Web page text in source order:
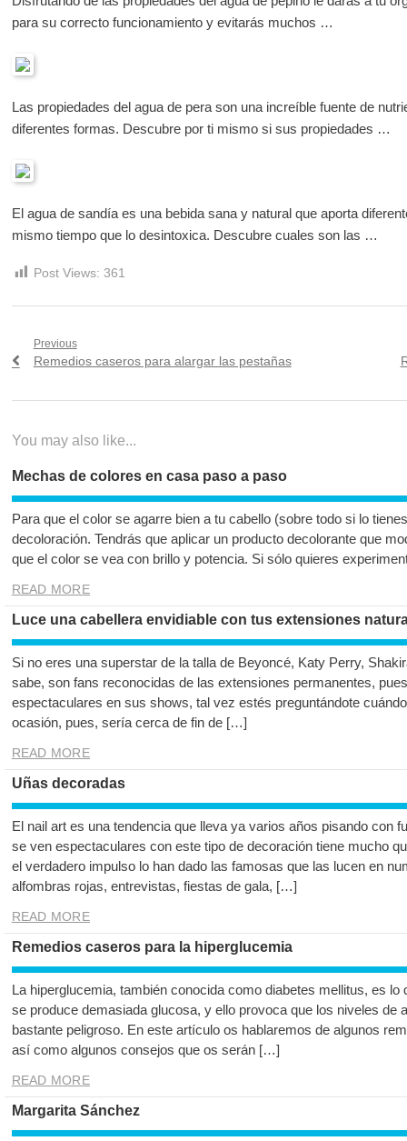
para su correcto funcionamiento y evitarás muchos …
Las propiedades del agua de pera son una increíble fuente de
diferentes formas. Descubre por ti mismo si sus propiedades …
El agua de sandía es una bebida sana y natural que aporta
mismo tiempo que lo desintoxica. Descubre cuales son las …
Post Views: 361
Navegación
Previous
Previous
Remedios caseros para alargar las pestañas
You may also like...
Mechas de colores en casa paso a paso
Para que el color se agarre bien a tu cabello (sobre todo si lo
decoloración. Tendrás que aplicar un producto decolorante que
que el color se vea con brillo y potencia. Si sólo quieres
READ MORE
Luce una cabellera envidiable con tus extensiones
Si no eres una superstar de la talla de Beyoncé, Katy Perry,
sabe, son fans reconocidas de las extensiones permanentes,
espectaculares en sus shows, tal vez estés preguntándote
ocasión, pues, sería cerca de fin de […]
READ MORE
Uñas decoradas
El nail art es una tendencia que lleva ya varios años pisando con
se ven espectaculares con este tipo de decoración tiene mucho
el verdadero impulso lo han dado las famosas que las lucen en
alfombras rojas, entrevistas, fiestas de gala, […]
READ MORE
Remedios caseros para la hiperglucemia
La hiperglucemia, también conocida como diabetes mellitus, es
se produce demasiada glucosa, y ello provoca que los niveles de
bastante peligroso. En este artículo os hablaremos de algunos
así como algunos consejos que os serán […]
READ MORE
Margarita Sánchez